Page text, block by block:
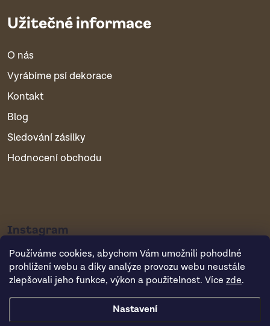
Používáme cookies, abychom Vám umožnili pohodlné
prohlížení webu a díky analýze provozu webu neustále
zlepšovali jeho funkce, výkon a použitelnost. Více zde.
Nastavení
Užitečné informace
O nás
Vyrábíme psí dekorace
Kontakt
Blog
Sledování zásilky
Hodnocení obchodu
Instagram